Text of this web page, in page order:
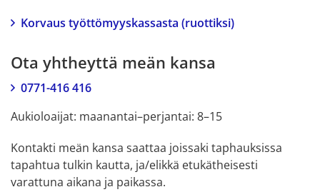
Korvaus työttömyyskassasta (ruottiksi)
Ota yhtheyttä meän kansa
0771-416 416
Aukioloaijat: maanantai–perjantai: 8–15
Kontakti meän kansa saattaa joissaki taphauksissa
tapahtua tulkin kautta, ja/elikkä etukätheisesti
varattuna aikana ja paikassa.